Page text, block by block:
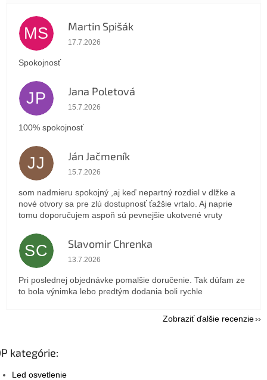
MS Martin Spišák
Hodnotenie obchodu je 5 z 5 hviezdičiek.
17.7.2026
Spokojnosť
JP Jana Poletová
Hodnotenie obchodu je 5 z 5 hviezdičiek.
15.7.2026
100% spokojnosť
JJ Ján Jačmeník
Hodnotenie obchodu je 5 z 5 hviezdičiek.
15.7.2026
som nadmieru spokojný ,aj keď nepartný rozdiel v dlžke a
nové otvory sa pre zlú dostupnosť ťažšie vrtalo. Aj naprie
tomu doporučujem aspoň sú pevnejšie ukotvené vruty
SC Slavomir Chrenka
Hodnotenie obchodu je 5 z 5 hviezdičiek.
13.7.2026
Pri poslednej objednávke pomalšie doručenie. Tak dúfam ze
to bola výnimka lebo predtým dodania boli rychle
Zobraziť ďalšie recenzie
kategórie:
Led osvetlenie